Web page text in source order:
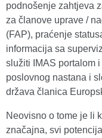
podnošenje zahtjeva
za članove uprave /
(FAP), praćenje
informacija sa
služiti IMAS portalom
poslovnog nastana i
država članica
Neovisno o tome je li
značajna, svi